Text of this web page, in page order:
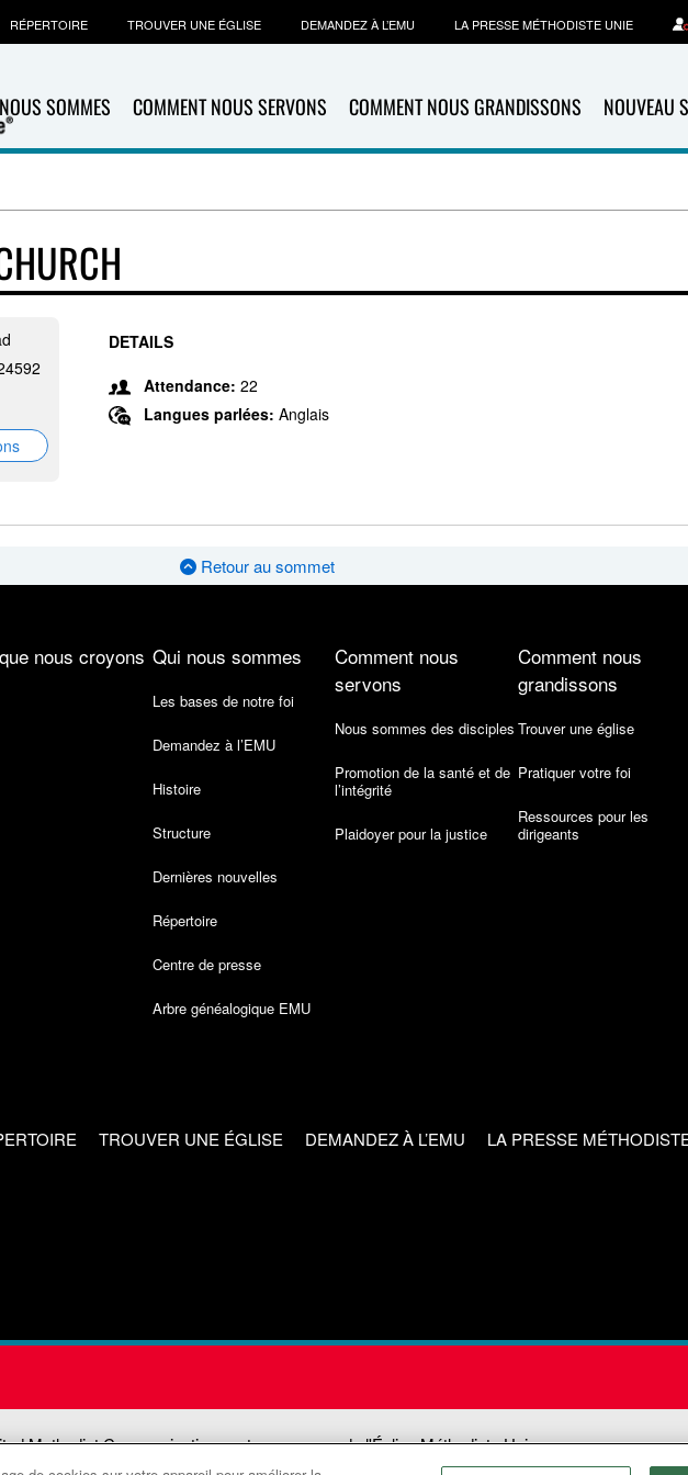
SOMMES COMMENT NOUS SERVONS COMMENT NOUS GRANDISSONS NOUVEAU
RÉPERTOIRE TROUVER UNE ÉGLISE DEMANDEZ À L’EMU LA PRESSE MÉTHODISTE UNIE
DETAILS
Attendance: 22
Langues parlées: Anglais
Retour au sommet
nous croyons Qui nous sommes
Les bases de notre foi
Demandez à l’EMU
Histoire
Structure
Dernières nouvelles
Répertoire
Centre de presse
Arbre généalogique EMU
Comment nous
servons
Nous sommes des disciples
Promotion de la santé et de
l’intégrité
Plaidoyer pour la justice
Comment nous
grandissons
Trouver une église
Pratiquer votre foi
Ressources pour les
dirigeants
TROUVER UNE ÉGLISE DEMANDEZ À L’EMU LA PRESSE
Methodist Communications est une agence de l'Église Méthodiste Unie